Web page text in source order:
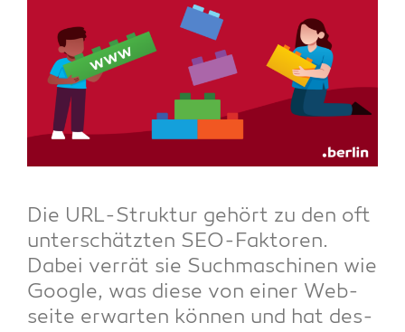
Die URL-Struk­tur gehört zu den oft
unter­schätz­ten SEO-Fak­to­ren.
Dabei ver­rät sie Such­ma­schi­nen wie
Goog­le, was die­se von einer Web­
sei­te erwar­ten kön­nen und hat des­